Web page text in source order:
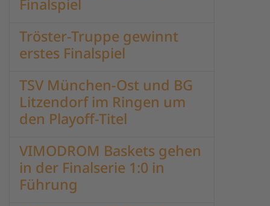
Finalspiel
Tröster-Truppe gewinnt
erstes Finalspiel
TSV München-Ost und BG
Litzendorf im Ringen um
den Playoff-Titel
VIMODROM Baskets gehen
in der Finalserie 1:0 in
Führung